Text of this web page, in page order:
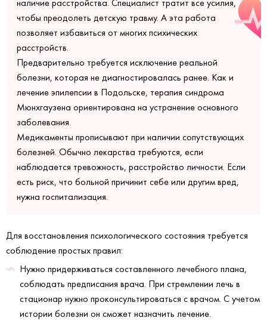
наличие расстройства. Специалист тратит все усилия,
чтобы преодолеть детскую травму. А эта работа
позволяет избавиться от многих психических
расстройств.
Предварительно требуется исключение реальной
болезни, которая не диагностировалась ранее. Как и
лечение эпилепсии в Подольске, терапия синдрома
Мюнхгаузена ориентирована на устранение основного
заболевания.
Медикаменты прописывают при наличии сопутствующих
болезней. Обычно лекарства требуются, если
наблюдается тревожность, расстройство личности. Если
есть риск, что больной причинит себе или другим вред,
нужна госпитализация.
Для восстановления психологического состояния требуется
соблюдение простых правил:
Нужно придерживаться составленного лечебного плана,
соблюдать предписания врача. При стремлении лечь в
стационар нужно проконсультироваться с врачом. С учетом
истории болезни он сможет назначить лечение.